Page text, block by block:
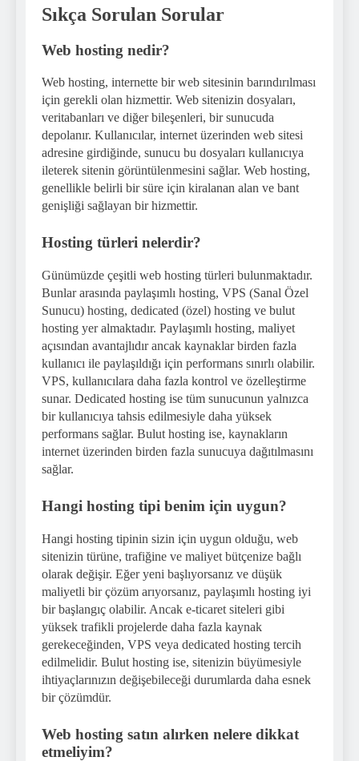
Sıkça Sorulan Sorular
Web hosting nedir?
Web hosting, internette bir web sitesinin barındırılması
için gerekli olan hizmettir. Web sitenizin dosyaları,
veritabanları ve diğer bileşenleri, bir sunucuda
depolanır. Kullanıcılar, internet üzerinden web sitesi
adresine girdiğinde, sunucu bu dosyaları kullanıcıya
ileterek sitenin görüntülenmesini sağlar. Web hosting,
genellikle belirli bir süre için kiralanan alan ve bant
genişliği sağlayan bir hizmettir.
Hosting türleri nelerdir?
Günümüzde çeşitli web hosting türleri bulunmaktadır.
Bunlar arasında paylaşımlı hosting, VPS (Sanal Özel
Sunucu) hosting, dedicated (özel) hosting ve bulut
hosting yer almaktadır. Paylaşımlı hosting, maliyet
açısından avantajlıdır ancak kaynaklar birden fazla
kullanıcı ile paylaşıldığı için performans sınırlı olabilir.
VPS, kullanıcılara daha fazla kontrol ve özelleştirme
sunar. Dedicated hosting ise tüm sunucunun yalnızca
bir kullanıcıya tahsis edilmesiyle daha yüksek
performans sağlar. Bulut hosting ise, kaynakların
internet üzerinden birden fazla sunucuya dağıtılmasını
sağlar.
Hangi hosting tipi benim için uygun?
Hangi hosting tipinin sizin için uygun olduğu, web
sitenizin türüne, trafiğine ve maliyet bütçenize bağlı
olarak değişir. Eğer yeni başlıyorsanız ve düşük
maliyetli bir çözüm arıyorsanız, paylaşımlı hosting iyi
bir başlangıç olabilir. Ancak e-ticaret siteleri gibi
yüksek trafikli projelerde daha fazla kaynak
gerekeceğinden, VPS veya dedicated hosting tercih
edilmelidir. Bulut hosting ise, sitenizin büyümesiyle
ihtiyaçlarınızın değişebileceği durumlarda daha esnek
bir çözümdür.
Web hosting satın alırken nelere dikkat
etmeliyim?